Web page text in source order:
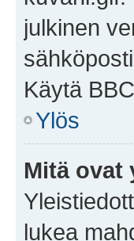
julkinen
Käytä
Ylös
Mitä ovat
lukea